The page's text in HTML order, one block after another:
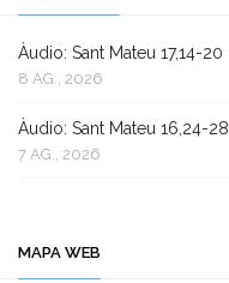
Àudio: Sant Mateu 17,14-20
8 AG., 2026
Àudio: Sant Mateu 16,24-28
7 AG., 2026
MAPA WEB